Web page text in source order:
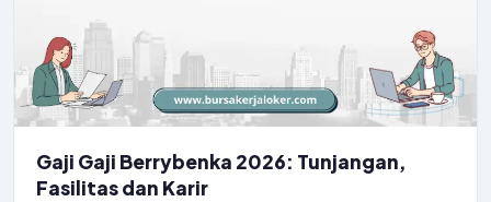
Gaji Gaji Berrybenka 2026: Tunjangan,
Fasilitas dan Karir